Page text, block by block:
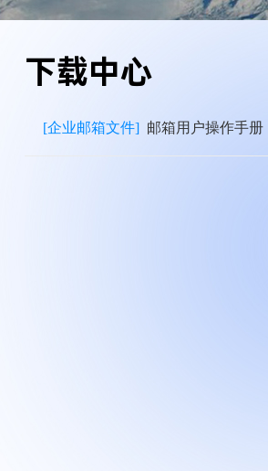
下载中心
[企业邮箱文件] 邮箱用户操作手册
首页